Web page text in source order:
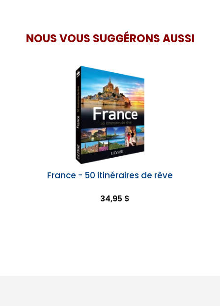
NOUS VOUS SUGGÉRONS AUSSI
France - 50 itinéraires de rêve
34,95 $